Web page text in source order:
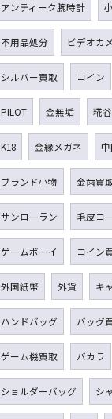
アンティーク腕時計
不用品処分 ビデオカ
シルバー買取 コイン
PILOT 金無垢 糀谷
K18 金縁メガネ
ブランド小物 金歯買
サンローラン 毛皮コ
ゲームボーイ コイン
外国紙幣 外貨 キ
ハンドバッグ バッグ
ゲーム機買取 バカラ
ショルダーバッグ シ